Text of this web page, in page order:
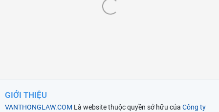
GIỚI THIỆU
VANTHONGLAW.COM Là website thuộc quyền sở hữu của Công ty